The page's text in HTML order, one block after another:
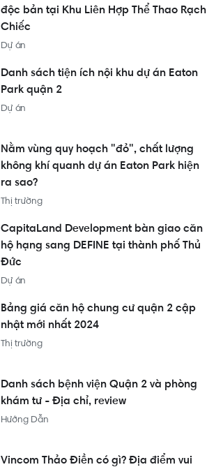
độc bản tại Khu Liên Hợp Thể Thao Rạch
Chiếc
Dự án
Danh sách tiện ích nội khu dự án Eaton
Park quận 2
Dự án
Nằm vùng quy hoạch "đỏ", chất lượng
không khí quanh dự án Eaton Park hiện
ra sao?
Thị trường
CapitaLand Development bàn giao căn
hộ hạng sang DEFINE tại thành phố Thủ
Đức
Dự án
Bảng giá căn hộ chung cư quận 2 cập
nhật mới nhất 2024
Thị trường
Danh sách bệnh viện Quận 2 và phòng
khám tư - Địa chỉ, review
Hướng Dẫn
Vincom Thảo Điền có gì? Địa điểm vui